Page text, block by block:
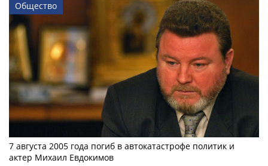
Общество
7 августа 2005 года погиб в автокатастрофе политик и
актер Михаил Евдокимов